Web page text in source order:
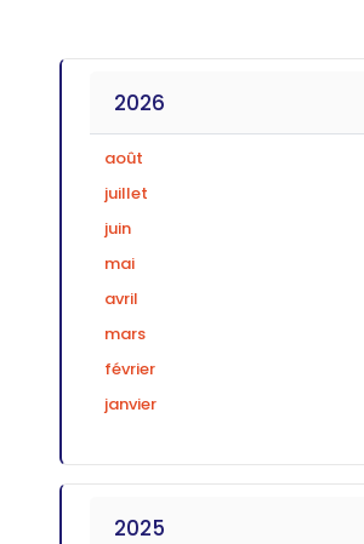
2026
août
juillet
juin
mai
avril
mars
février
janvier
2025